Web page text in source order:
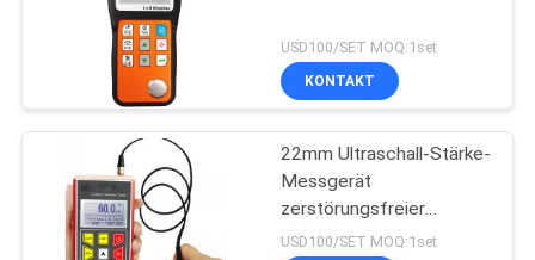
USD100/SET MOQ:1set
KONTAKT
22mm Ultraschall-Stärke-
Messgerät
zerstörungsfreier
Prüfung
USD100/SET MOQ:1set